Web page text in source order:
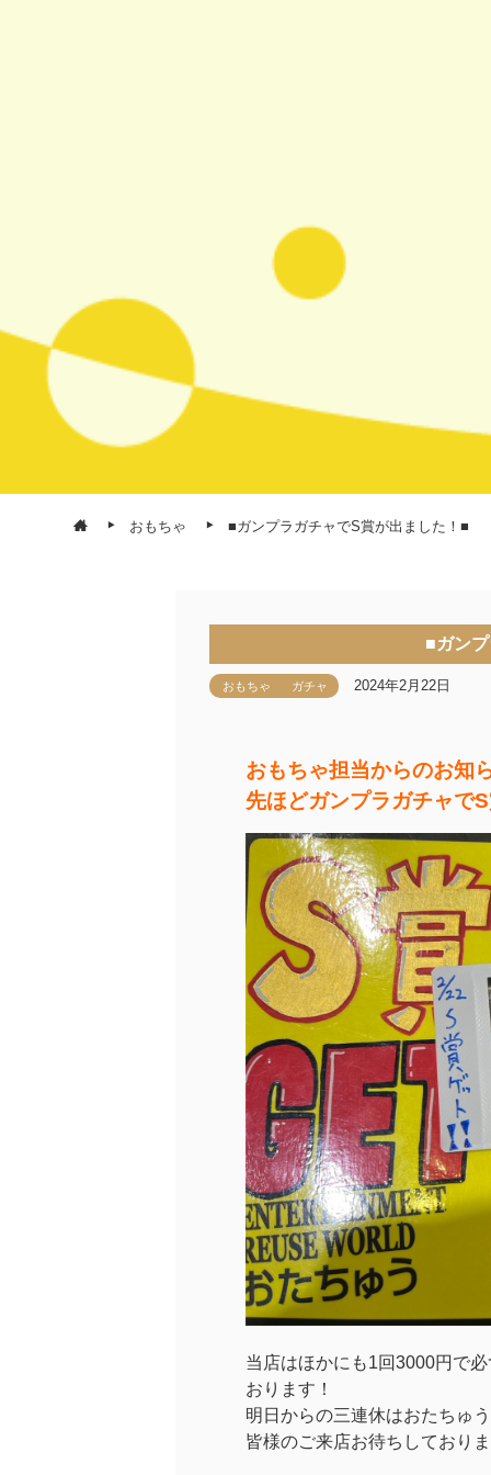
おもちゃ ■ガンプラガチャでS賞が出ました！■
■ガン
おもちゃ ガチャ 2024年2月22日
おもちゃ担当からのお知
先ほどガンプラガチャで
当店はほかにも1回3000円で
おります！
明日からの三連休はおたちゅ
皆様のご来店お待ちしており